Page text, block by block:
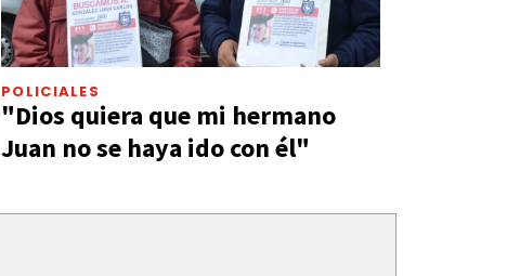
POLICIALES
"Dios quiera que mi hermano
Juan no se haya ido con él"